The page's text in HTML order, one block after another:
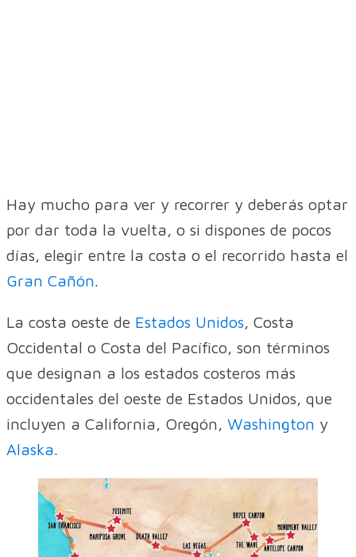
Hay mucho para ver y recorrer y deberás optar
por dar toda la vuelta, o si dispones de pocos
días, elegir entre la costa o el recorrido hasta el
Gran Cañón.
La costa oeste de Estados Unidos, Costa
Occidental o Costa del Pacífico, son términos
que designan a los estados costeros más
occidentales del oeste de Estados Unidos, que
incluyen a California, Oregón, Washington y
Alaska.